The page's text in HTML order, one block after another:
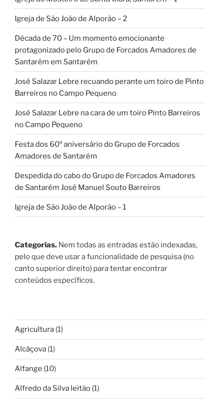
Igreja de São João de Alporão – 2
Década de 70 – Um momento emocionante
protagonizado pelo Grupo de Forcados Amadores de
Santarém em Santarém
José Salazar Lebre recuando perante um toiro de Pinto
Barreiros no Campo Pequeno
José Salazar Lebre na cara de um toiro Pinto Barreiros
no Campo Pequeno
Festa dos 60º aniversário do Grupo de Forcados
Amadores de Santarém
Despedida do cabo do Grupo de Forcados Amadores
de Santarém José Manuel Souto Barreiros
Igreja de São João de Alporão – 1
Categorias. Nem todas as entradas estão indexadas,
pelo que deve usar a funcionalidade de pesquisa (no
canto superior direito) para tentar encontrar
conteúdos específicos.
Agricultura (1)
Alcáçova (1)
Alfange (10)
Alfredo da Silva leitão (1)